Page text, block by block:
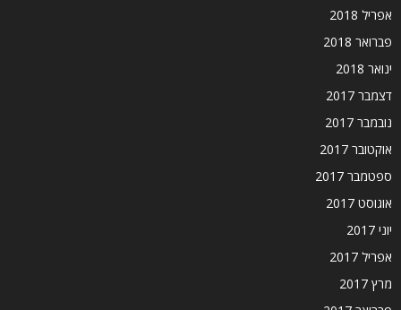
אפריל 2018
פברואר 2018
ינואר 2018
דצמבר 2017
נובמבר 2017
אוקטובר 2017
ספטמבר 2017
אוגוסט 2017
יוני 2017
אפריל 2017
מרץ 2017